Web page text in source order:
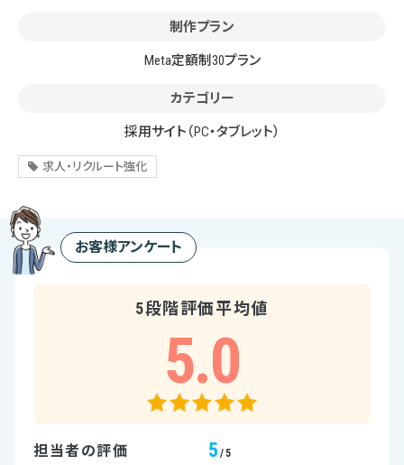
制作プラン
Meta定額制30プラン
カテゴリー
採用サイト （PC・タブレット）
求人・リクルート強化
お客様アンケート
5段階評価平均値
5.0
担当者の評価 5 /5